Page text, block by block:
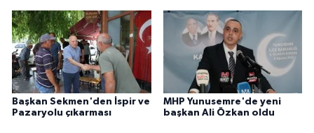
Başkan Sekmen'den İspir ve
Pazaryolu çıkarması
MHP Yunusemre'de yeni
başkan Ali Özkan oldu